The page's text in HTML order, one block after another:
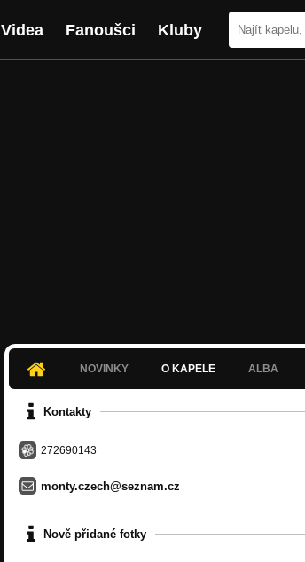
Videa Fanoušci Kluby
NOVINKY O KAPELE ALBA
Kontakty
272690143
monty.czech@seznam.cz
Nově přidané fotky